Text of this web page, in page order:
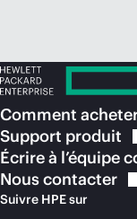
Comment
Support produit
Écrire à l’équipe
Nouscontacter
Suivre HPE sur